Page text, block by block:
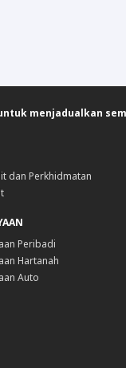
menjadualkan
dan Perkhidmatan
Peribadi
Hartanah
Auto